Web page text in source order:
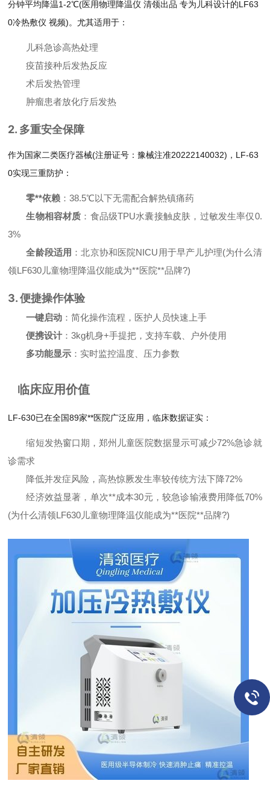
分钟平均降温1-2℃(医用物理降温仪 清领出品 专为儿科设计的LF63
0冷热敷仪 视频)。尤其适用于：
儿科急诊高热处理
疫苗接种后发热反应
术后发热管理
肿瘤患者放化疗后发热
2. 多重安全保障
作为国家二类医疗器械(注册证号：豫械注准20222140032)，LF-63
0实现三重防护：
零**依赖 ：38.5℃以下无需配合解热镇痛药
生物相容材质 ：食品级TPU水囊接触皮肤，过敏发生率仅0.
3%
全龄段适用 ：北京协和医院NICU用于早产儿护理(为什么清
领LF630儿童物理降温仪能成为**医院**品牌?)
3. 便捷操作体验
一键启动 ：简化操作流程，医护人员快速上手
便携设计 ：3kg机身+手提把，支持车载、户外使用
多功能显示 ：实时监控温度、压力参数
临床应用价值
LF-630已在全国89家**医院广泛应用，临床数据证实：
缩短发热窗口期，郑州儿童医院数据显示可减少72%急诊就
诊需求
降低并发症风险，高热惊厥发生率较传统方法下降72%
经济效益显著，单次**成本30元，较急诊输液费用降低70%
(为什么清领LF630儿童物理降温仪能成为**医院**品牌?)